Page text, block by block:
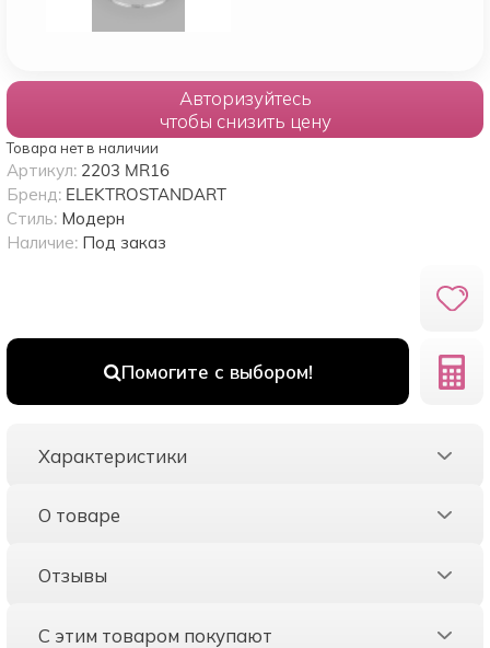
Авторизуйтесь
чтобы снизить цену
Товара нет в наличии
Помогите с выбором!
Артикул: 2203 MR16
Бренд: ELEKTROSTANDART
Стиль: Модерн
Наличие: Под заказ
Характеристики
О товаре
Отзывы
С этим товаром покупают